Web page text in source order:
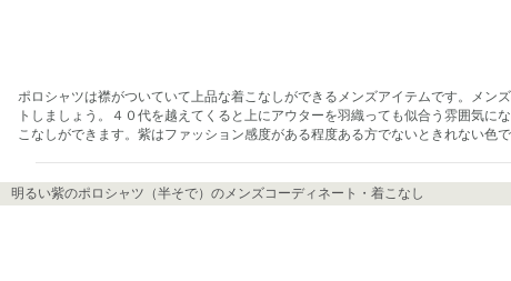
ポロシャツは襟がついていて上品な着こなしができるメンズアイテムです。メ
トしましょう。４０代を越えてくると上にアウターを羽織っても似合う雰囲気
こなしができます。紫はファッション感度がある程度ある方でないときれない色
明るい紫のポロシャツ（半そで）のメンズコーディネート・着こなし